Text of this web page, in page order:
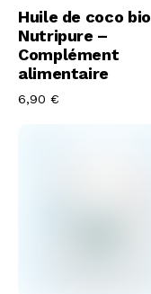
Acheter
Huile de coco bio
Nutripure –
Complément
alimentaire
6,90 €